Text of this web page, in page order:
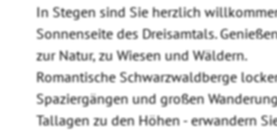
In Stegen sind Sie herzlich
Sonnenseite des Dreisamtals.
zur Natur, zu Wiesen und Wäldern.
Romantische Schwarzwaldberge
Spaziergängen und großen
Tallagen zu den Höhen - erwandern